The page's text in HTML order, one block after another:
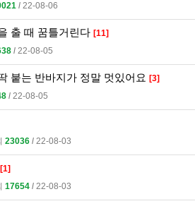
l 22-08-06
출 때 꿈틀거린다 [11]
l 22-08-05
붙는 반바지가 정말 멋있어요 [3]
l 22-08-05
23036 l 22-08-03
[1]
17654 l 22-08-03